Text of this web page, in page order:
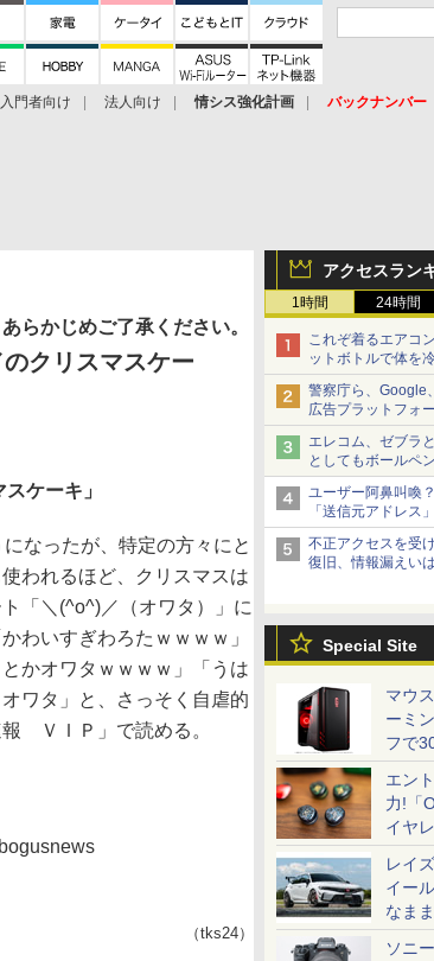
門者向け 法人向け 情シス強化計画
バックナンバー
アクセスラン
1時間 24時間
これぞ着るエアコ
ットボトルで体を
ードバイクにちょ
ど！その14】【空
警察庁ら、Google
広告プラットフォ
広告」対策強化を
使った投資詐欺な
エレコム、ゼブラ
としてもボールペ
スツーウェイ」発
えずに書き込める
ユーザー阿鼻叫喚
「送信元アドレス
【やじうまWatch】
不正アクセスを受
復旧、情報漏えい
Special Site
マウ
ーミ
フで
エン
力!「
イヤ
一気
レイ
イー
なま
ソニ
らかじめご了承ください。
クリスマスケー
ケーキ」
なったが、特定の方々にと
われるほど、クリスマスは
「＼(^o^)／（オワタ）」に
わいすぎわろたｗｗｗｗ」
かオワタｗｗｗｗ」「うは
ワタ」と、さっそく自虐的
ＶＩＰ」で読める。
（tks24）